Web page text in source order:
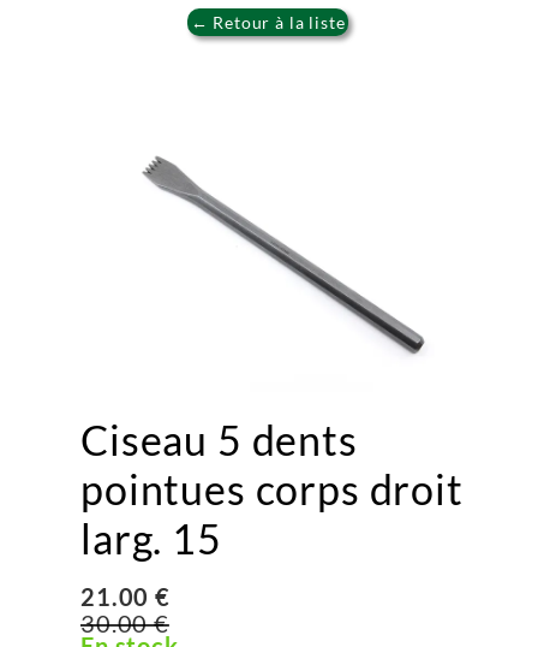
← Retour à la liste
Ciseau 5 dents
pointues corps droit
larg. 15
21.00 €
30.00 €